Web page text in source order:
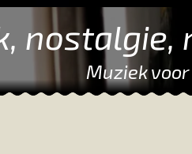
nostalgie,
Muziek